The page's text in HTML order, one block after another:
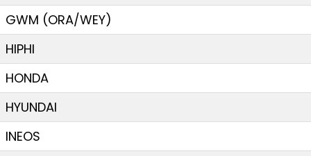
GWM (ORA/WEY)
HIPHI
HONDA
HYUNDAI
INEOS